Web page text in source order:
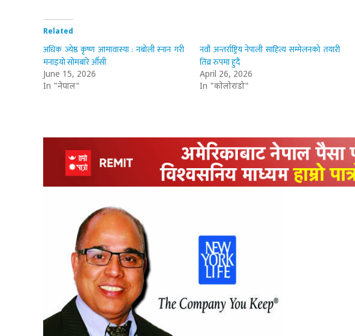
Related
अधिक ज्येष्ठ कृष्ण आमावास्या : नबोली स्नान गरी
मनाइयो सोमबारे औँसी
June 15, 2026
In "नेपाल"
नवौं अन्तर्राष्ट्रिय नेपाली साहित्य सम्मेलनको तयारी
तिव्र रुपमा हुदै
April 26, 2026
In "कोलोराडो"